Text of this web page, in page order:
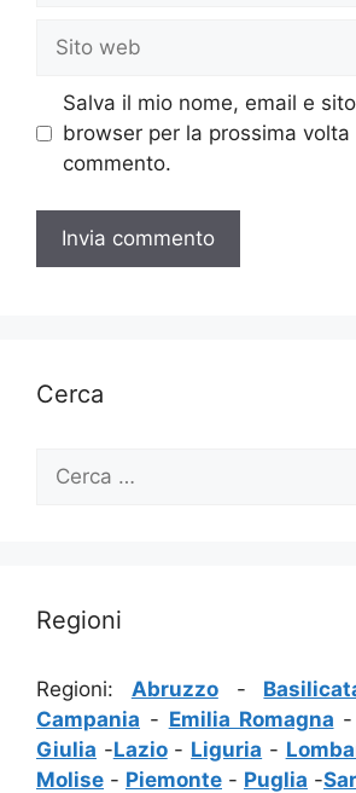
Sito
web
Salva il mio nome, email e
browser per la prossima volta
commento.
Cerca
per:
Regioni
Regioni: Abruzzo-
Campania - Emilia Romagna -
Giulia -Lazio- Liguria -
Molise - Piemonte - Puglia -